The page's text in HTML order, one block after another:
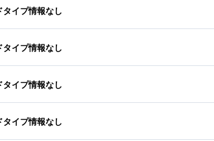
イプ情報なし
イプ情報なし
イプ情報なし
イプ情報なし